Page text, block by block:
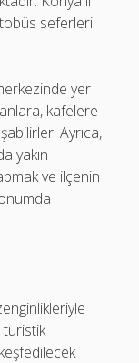
seferleri
yer
kafelere
Ayrıca,
yakın
ve ilçenin
turistik